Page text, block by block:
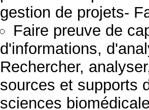
gestion de projets-
Faire preuve de
d'informations,
Rechercher,
sources et supports
sciences